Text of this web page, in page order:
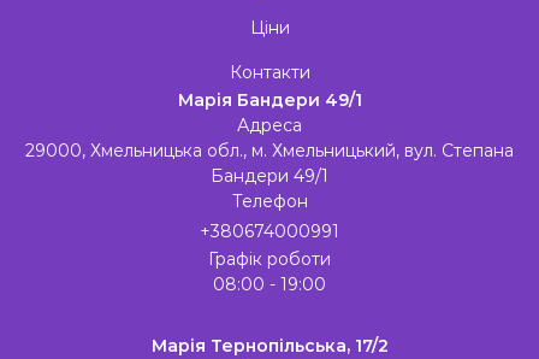
Ціни
Контакти
Марія Бандери 49/1
Адреса
29000, Хмельницька обл., м. Хмельницький, вул. Степана
Бандери 49/1
Телефон
+380674000991
Графік роботи
08:00 - 19:00
Марія Тернопільська, 17/2